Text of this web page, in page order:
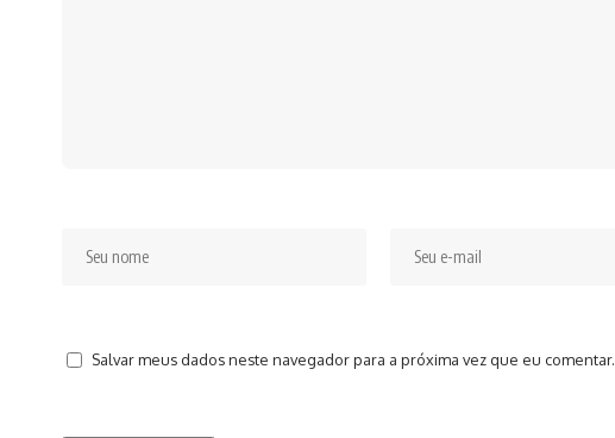
Salvar meus dados neste navegador para a próxima vez que eu comentar.